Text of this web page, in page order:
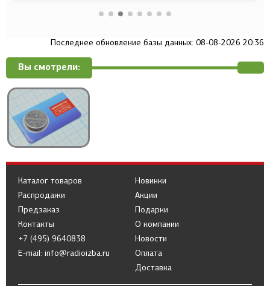
Последнее обновление базы данных: 08-08-2026 20:36
Вы смотрели:
Каталог товаров
Распродажи
Предзаказ
Новинки
Акции
Подарки
Контакты
+7 (495) 9640838
E-mail: info@radioizba.ru
О компании
Новости
Оплата
Доставка